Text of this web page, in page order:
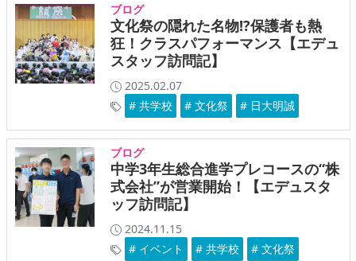
ブログ
文化祭の隠れた名物!?保護者も熱
狂！クラスパフォーマンス【エデュ
スタッフ訪問記】
2025.02.07
# 共学校
# 文化祭 # 日大明誠
ブログ
中学3年生総合進学プレコースの“株
式会社”が営業開始！【エデュスタ
ッフ訪問記】
2024.11.15
# イベント
# 共学校 # 文化祭